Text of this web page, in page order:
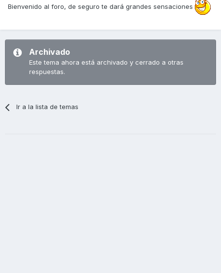
Bienvenido al foro, de seguro te dará grandes sensaciones
Archivado
Este tema ahora está archivado y cerrado a otras
respuestas.
Ir a la lista de temas